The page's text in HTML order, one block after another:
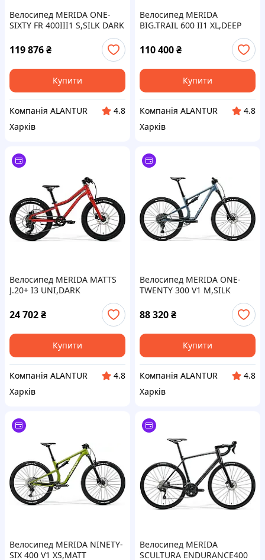
Велосипед MERIDA ONE-
SIXTY FR 400III1 S,SILK DARK
119 876₴
Купити
Компанія ALANTUR
4.8
Харків
Велосипед MERIDA
BIG.TRAIL 600 II1 XL,DEEP
110 400₴
Купити
Компанія ALANTUR
4.8
Харків
Велосипед MERIDA MATTS
J.20+ I3 UNI,DARK
STRAWBERRY(RACE RD/BK
24 702₴
Купити
Компанія ALANTUR
4.8
Харків
Велосипед MERIDA ONE-
TWENTY 300 V1 M,SILK
88 320₴
Купити
Компанія ALANTUR
4.8
Харків
Велосипед MERIDA NINETY-
SIX 400 V1 XS,MATT
Велосипед MERIDA
SCULTURA ENDURANCE400